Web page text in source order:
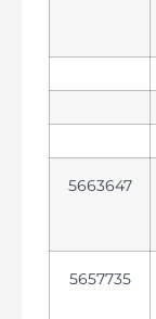
5663647
5657735